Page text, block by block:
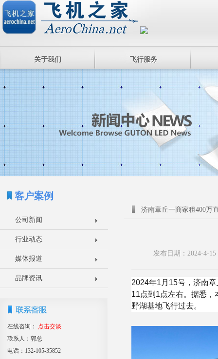
关于我们 飞行服务
客户案例
公司新闻
行业动态
媒体报道
品牌资讯
在线咨询：
点击交谈
联系人：郭总
电话：132-105-35852
济南章丘一商家租400万
发布日期：2024-4-
2024年1月15号，济南
11点到1点左右。据悉
野湖基地飞行过去。